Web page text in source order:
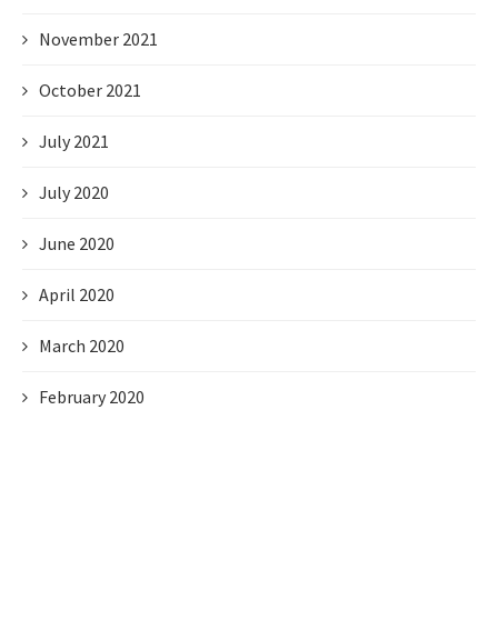
November 2021
October 2021
July 2021
July 2020
June 2020
April 2020
March 2020
February 2020